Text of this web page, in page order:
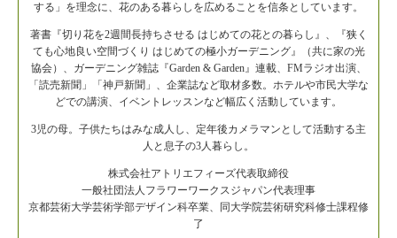
する」を理念に、花のある暮らしを広めることを信条としています。
著書『切り花を2週間長持ちさせる はじめての花との暮らし』、『狭く
ても心地良い空間づくり はじめての極小ガーデニング』（共に家の光
協会）、ガーデニング雑誌『Garden & Garden』連載、FMラジオ出演、
「読売新聞」「神戸新聞」、企業誌など取材多数。ホテルや市民大学な
どでの講演、イベントレッスンなど幅広く活動しています。
3児の母。子供たちはみな成人し、定年後カメラマンとして活動する主
人と息子の3人暮らし。
株式会社アトリエフィーズ代表取締役
一般社団法人フラワーワークスジャパン代表理事
京都芸術大学芸術学部デザイン科卒業、同大学院芸術研究科修士課程修
了